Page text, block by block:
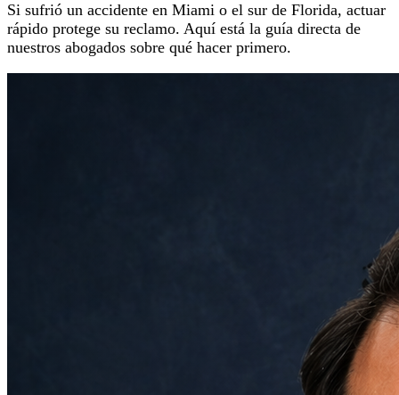
Si sufrió un accidente en Miami o el sur de Florida, actuar
rápido protege su reclamo. Aquí está la guía directa de
nuestros abogados sobre qué hacer primero.